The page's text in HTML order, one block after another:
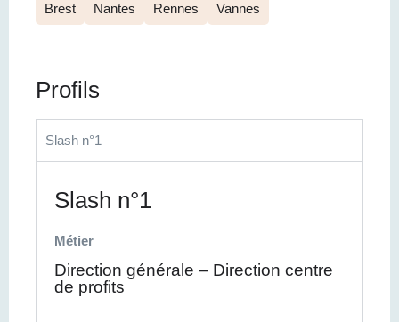
Brest
Nantes Rennes Vannes
Profils
Slash n°1
Slash n°1
Métier
Direction générale – Direction centre
de profits